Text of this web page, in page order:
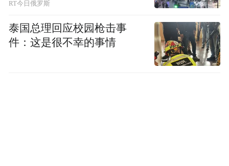
一部手机就是一个文化入口。
RT今日俄罗斯
泰国总理回应校园枪击事
件：这是很不幸的事情